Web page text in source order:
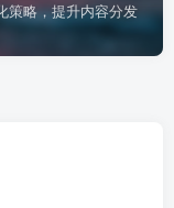
策略，提升内容分发